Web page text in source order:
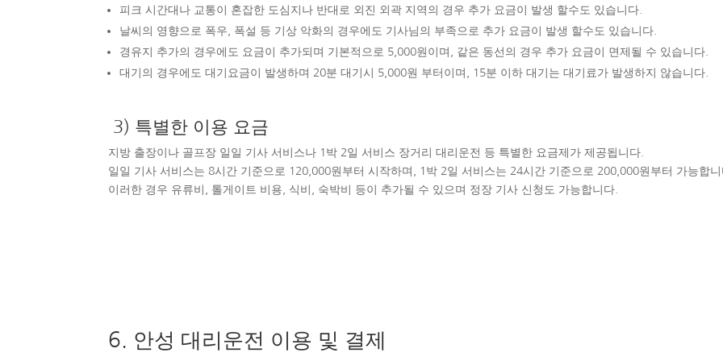
피크 시간대나 교통이 혼잡한 도심지나 반대로 외진 외곽 지역의 경우 추가 요금이 발생 할수도 있습니다.
날씨의 영향으로 폭우, 폭설 등 기상 악화의 경우에도 기사님의 부족으로 추가 요금이 발생 할수도 있습니다.
경유지 추가의 경우에도 요금이 추가되며 기본적으로 5,000원이며, 같은 동선의 경우 추가 요금이 면제될 수 있습니다.
대기의 경우에도 대기요금이 발생하며 20분 대기시 5,000원 부터이며, 15분 이하 대기는 대기료가 발생하지 않습니다.
3) 특별한 이용 요금
지방 출장이나 골프장 일일 기사 서비스나 1박 2일 서비스 장거리 대리운전 등 특별한 요금제가 제공됩니다.
일일 기사 서비스는 8시간 기준으로 120,000원부터 시작하며, 1박 2일 서비스는 24시간 기준으로 200,000원부터 가능합
이러한 경우 유류비, 톨게이트 비용, 식비, 숙박비 등이 추가될 수 있으며 정장 기사 신청도 가능합니다.
6. 안성 대리운전 이용 및 결제